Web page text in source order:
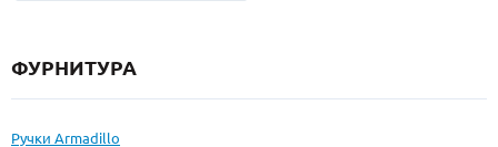
ФУРНИТУРА
Ручки Armadillo